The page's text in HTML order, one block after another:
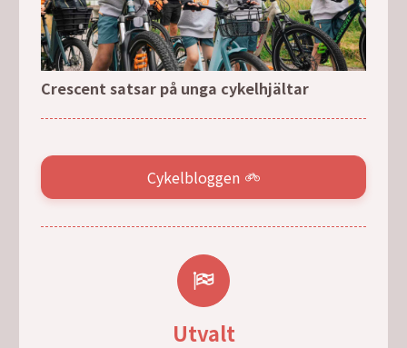
Crescent satsar på unga cykelhjältar
Cykelbloggen
Utvalt